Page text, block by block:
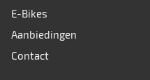
E-Bikes
Aanbiedingen
Contact